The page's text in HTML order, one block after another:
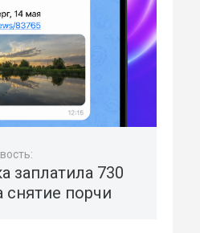
заплатила 730
снятие порчи